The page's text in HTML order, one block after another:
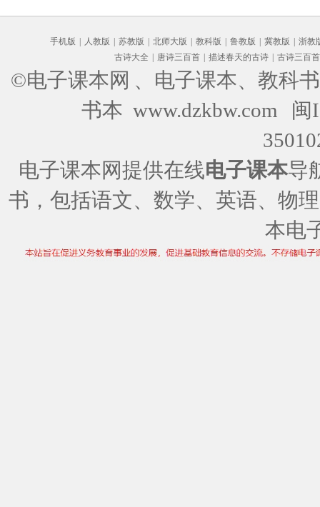
手机版 人教版 苏教版 北师大版 教科版 鲁教版 冀教版
浙教
古诗大全
唐诗三百首 描述春天的古诗 古诗三百首
©电子课本网 、电子课本、教科
书本 www.dzkbw.com
闽
电子课本网提供在线电子课本导
书，包括语文、数学、英语、物
本电